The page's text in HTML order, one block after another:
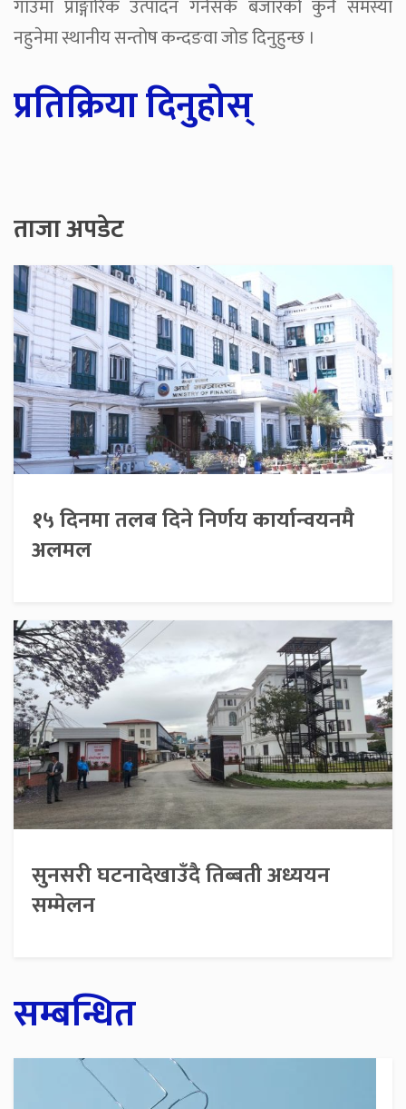
गाउँमा प्राङ्गारिक उत्पादन गर्नसके बजारको कुनै समस्या
नहुनेमा स्थानीय सन्तोष कन्दङवा जोड दिनुहुन्छ ।
प्रतिक्रिया दिनुहोस्
ताजा अपडेट
१५ दिनमा तलब दिने निर्णय कार्यान्वयनमै
अलमल
सुनसरी घटनादेखाउँदै तिब्बती अध्ययन
सम्मेलन
सम्बन्धित